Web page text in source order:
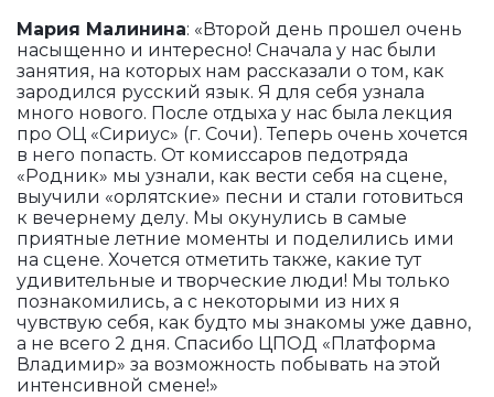
Мария Малинина: «Второй день прошел очень
насыщенно и интересно! Сначала у нас были
занятия, на которых нам рассказали о том, как
зародился русский язык. Я для себя узнала
много нового. После отдыха у нас была лекция
про ОЦ «Сириус» (г. Сочи). Теперь очень хочется
в него попасть. От комиссаров педотряда
«Родник» мы узнали, как вести себя на сцене,
выучили «орлятские» песни и стали готовиться
к вечернему делу. Мы окунулись в самые
приятные летние моменты и поделились ими
на сцене. Хочется отметить также, какие тут
удивительные и творческие люди! Мы только
познакомились, а с некоторыми из них я
чувствую себя, как будто мы знакомы уже давно,
а не всего 2 дня. Спасибо ЦПОД «Платформа
Владимир» за возможность побывать на этой
интенсивной смене!»